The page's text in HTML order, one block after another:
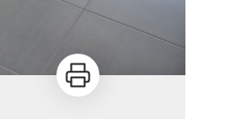
Imprimer